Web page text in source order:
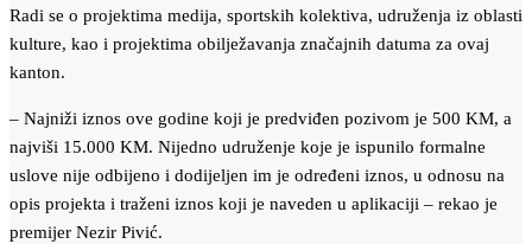
Radi se o projektima medija, sportskih kolektiva, udruženja iz oblasti
kulture, kao i projektima obilježavanja značajnih datuma za ovaj
kanton.
– Najniži iznos ove godine koji je predviđen pozivom je 500 KM, a
najviši 15.000 KM. Nijedno udruženje koje je ispunilo formalne
uslove nije odbijeno i dodijeljen im je određeni iznos, u odnosu na
opis projekta i traženi iznos koji je naveden u aplikaciji – rekao je
premijer Nezir Pivić.